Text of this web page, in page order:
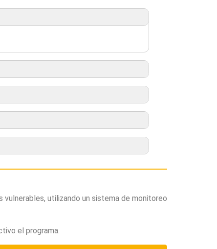
utilizando un sistema de monitoreo
el programa.